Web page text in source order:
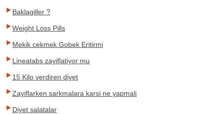
Baklagiller ?
Weight Loss Pills
Mekik cekmek Gobek Eritirmi
Lineatabs zayiflatiyor mu
15 Kilo verdiren diyet
Zayiflarken sarkmalara karsi ne yapmali
Diyet salatalar